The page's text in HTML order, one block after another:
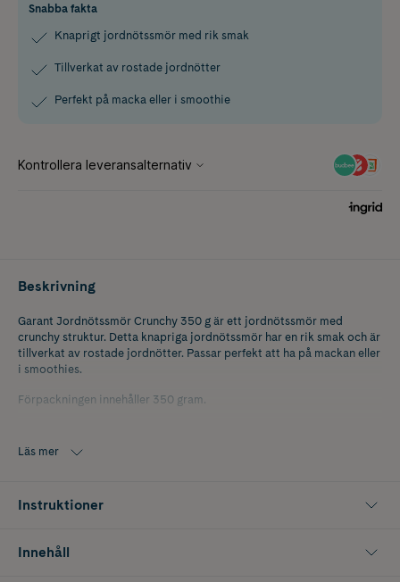
Snabba fakta
Knaprigt jordnötssmör med rik smak
Tillverkat av rostade jordnötter
Perfekt på macka eller i smoothie
Beskrivning
Garant Jordnötssmör Crunchy 350 g är ett jordnötssmör med
crunchy struktur. Detta knapriga jordnötssmör har en rik smak och är
tillverkat av rostade jordnötter. Passar perfekt att ha på mackan eller
i smoothies.
Förpackningen innehåller 350 gram.
Läs mer
Instruktioner
Innehåll